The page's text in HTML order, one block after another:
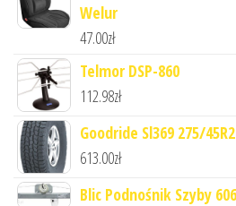
Welur
47.00zł
Telmor DSP-860
112.98zł
Goodride Sl369 275/
613.00zł
Blic Podnośnik Szyby